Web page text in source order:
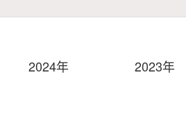
2024年 2023年